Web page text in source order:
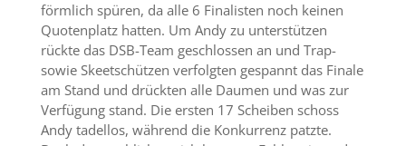
förmlich spüren, da alle 6 Finalisten noch keinen
Quotenplatz hatten. Um Andy zu unterstützen
rückte das DSB-Team geschlossen an und Trap-
sowie Skeetschützen verfolgten gespannt das Finale
am Stand und drückten alle Daumen und was zur
Verfügung stand. Die ersten 17 Scheiben schoss
Andy tadellos, während die Konkurrenz patzte.